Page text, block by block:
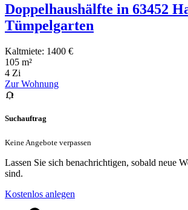
Doppelhaushälfte in 63452
Tümpelgarten
Kaltmiete: 1400 €
105 m²
4 Zi
Zur Wohnung
Suchauftrag
Keine Angebote verpassen
Lassen Sie sich benachrichtigen, sobald neue
sind.
Kostenlos anlegen